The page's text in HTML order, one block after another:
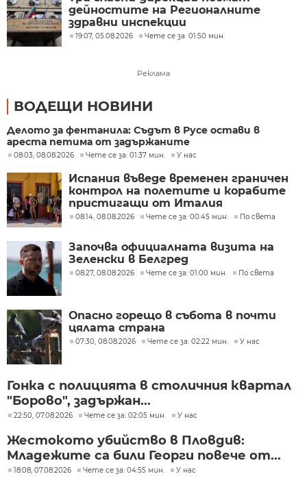
дейностите на Регионалните
здравни инспекции
19:07, 05.08.2026 Чете се за: 01:50 мин.
Реклама
ВОДЕЩИ НОВИНИ
Делото за фентанила: Съдът в Русе остави в
ареста петима от задържаните
08:03, 08.08.2026 Чете се за: 01:37 мин. У нас
Испания въведе временен граничен
контрол на полетите и корабите
пристигащи от Италия
08:14, 08.08.2026 Чете се за: 00:45 мин. По света
Започва официалната визита на
Зеленски в Белгред
08:27, 08.08.2026 Чете се за: 01:00 мин. По света
Опасно горещо в събота в почти
цялата страна
07:30, 08.08.2026 Чете се за: 02:22 мин. У нас
Гонка с полицията в столичния квартал
"Борово", задържан...
22:50, 07.08.2026 Чете се за: 02:05 мин. У нас
Жестокото убийство в Пловдив:
Младежите са били Георги повече от...
18:08, 07.08.2026 Чете се за: 04:55 мин. У нас